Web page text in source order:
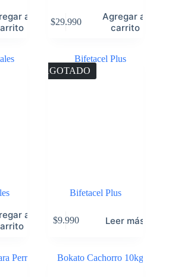
al
$29.990
Agregar al
carrito
al
AGOTADO
Bifetacel Plus
$9.990 Leer más